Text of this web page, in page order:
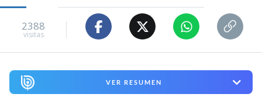
2388
visitas
VER RESUMEN